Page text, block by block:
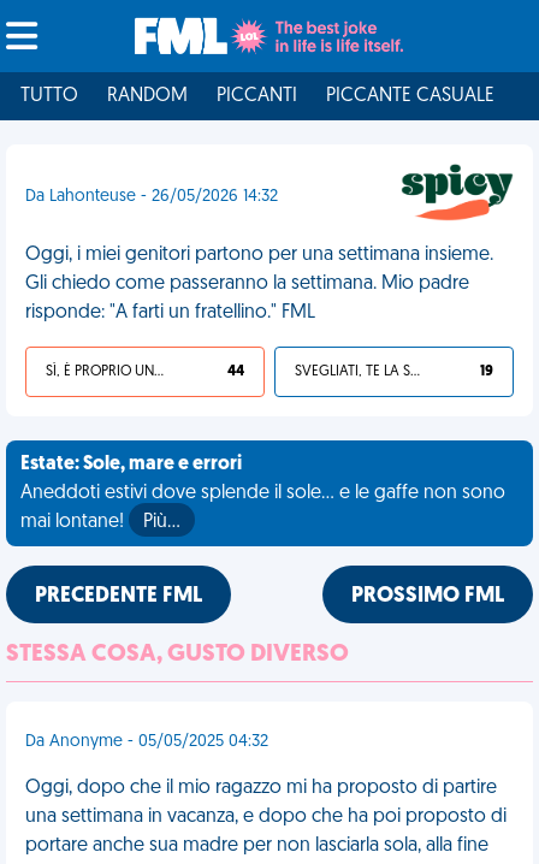
TUTTO RANDOM PICCANTI PICCANTE CASUALE
Da Lahonteuse - 26/05/2026 14:32
Oggi, i miei genitori partono per una settimana insieme.
Gli chiedo come passeranno la settimana. Mio padre
risponde: "A farti un fratellino." FML
SÌ, È PROPRIO UNA VDM! 44 SVEGLIATI, TE LA SEI CERCATA! 19
Estate: Sole, mare e errori
Aneddoti estivi dove splende il sole... e le gaffe non sono
mai lontane!
Più…
PRECEDENTE FML PROSSIMO FML
STESSA COSA, GUSTO DIVERSO
Da Anonyme - 05/05/2025 04:32
Oggi, dopo che il mio ragazzo mi ha proposto di partire
una settimana in vacanza, e dopo che ha poi proposto di
portare anche sua madre per non lasciarla sola, alla fine